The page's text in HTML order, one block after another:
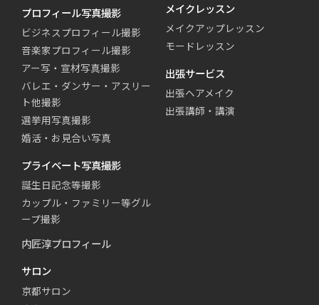
プロフィール写真撮影
ビジネスプロフィール撮影
音楽家プロフィール撮影
アー写・宣材写真撮影
バレエ・ダンサー・アスリー
ト他撮影
選挙用写真撮影
婚活・お見合い写真
プライベート写真撮影
誕生日記念等撮影
カップル・ファミリー等グル
ープ撮影
メイクレッスン
メイクアップレッスン
モードレッスン
出張サービス
出張ヘアメイク
出張講師・講演
内匠淳プロフィール
サロン
京都サロン